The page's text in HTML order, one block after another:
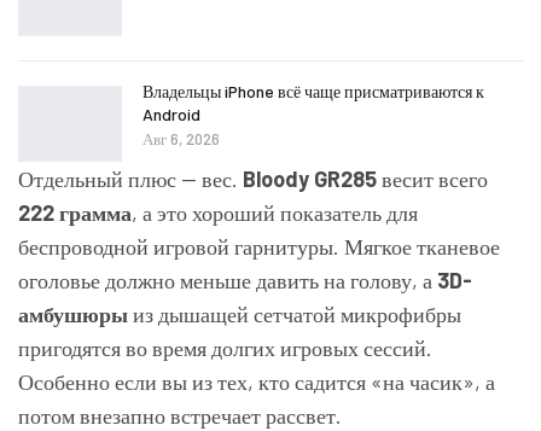
Владельцы iPhone всё чаще присматриваются к
Android
Авг 6, 2026
Отдельный плюс — вес. Bloody GR285весит всего
222 грамма, а это хороший показатель для
беспроводной игровой гарнитуры. Мягкое тканевое
оголовье должно меньше давить на голову, а 3D-
амбушюрыиз дышащей сетчатой микрофибры
пригодятся во время долгих игровых сессий.
Особенно если вы из тех, кто садится «на часик», а
потом внезапно встречает рассвет.